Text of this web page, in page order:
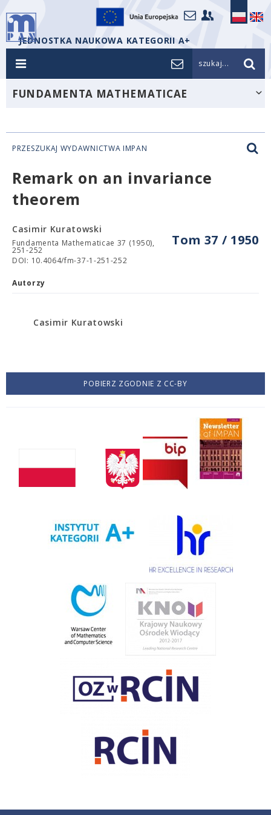
JEDNOSTKA NAUKOWA KATEGORII A+
szukaj...
FUNDAMENTA MATHEMATICAE
PRZESZUKAJ WYDAWNICTWA IMPAN
Remark on an invariance
theorem
Tom 37 / 1950
Casimir Kuratowski
Fundamenta Mathematicae 37 (1950),
251-252
DOI: 10.4064/fm-37-1-251-252
Autorzy
Casimir Kuratowski
POBIERZ ZGODNIE Z CC-BY